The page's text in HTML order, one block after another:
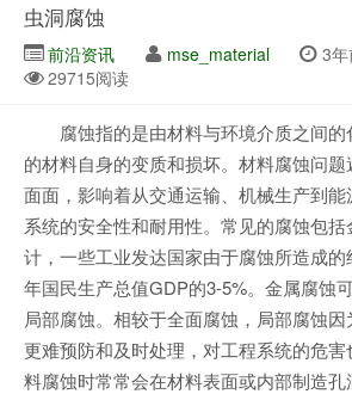
虫洞腐蚀
前沿资讯 mse_material
3
29715阅读
腐蚀指的是由材料与环境介质之间
的材料自身的变质和损坏。材料腐蚀问
面面，影响着从交通运输、机械生产到
系统的安全性和耐用性。常见的腐蚀包
计，一些工业发达国家由于腐蚀所造成
年国民生产总值GDP的3-5%。金属腐蚀
局部腐蚀。相较于全面腐蚀，局部腐蚀
更难预防和及时处理，对工程系统的危
料腐蚀时常常会在材料表面或内部制造